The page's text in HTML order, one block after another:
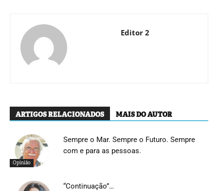
Editor 2
ARTIGOS RELACIONADOS MAIS DO AUTOR
Opinião
Sempre o Mar. Sempre o Futuro. Sempre
com e para as pessoas.
“Continuação”…